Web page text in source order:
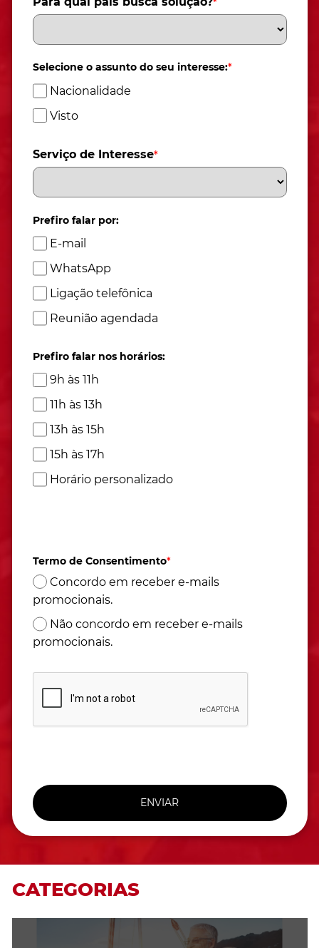
Selecione o assunto do seu interesse:*
Nacionalidade
Visto
Serviço de Interesse*
Prefiro falar por:
E-mail
WhatsApp
Ligação telefônica
Reunião agendada
Prefiro falar nos horários:
9h às 11h
11h às 13h
13h às 15h
15h às 17h
Horário personalizado
Termo de Consentimento*
Concordo em receber e-mails
promocionais.
Não concordo em receber e-mails
promocionais.
ENVIAR
CATEGORIAS